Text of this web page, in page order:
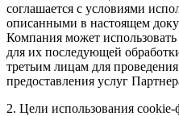
соглашается с условиями
описанными в настоящем
Компания может
для их последующей
третьим лицам для
предоставления услуг
2. Цели использования cookie-